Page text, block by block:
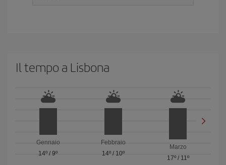
Il tempo a Lisbona
Gennaio
14º /9º
Febbraio
14º/ 10º
Marzo
17º/ 11º